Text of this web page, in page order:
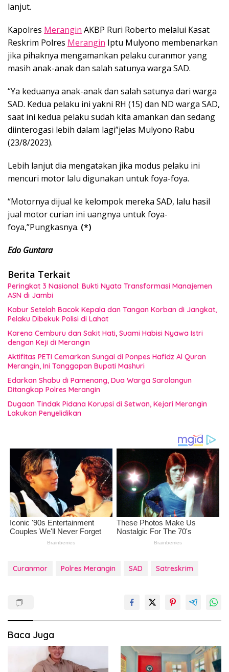
lanjut.
Kapolres Merangin AKBP Ruri Roberto melalui Kasat
Reskrim Polres Merangin Iptu Mulyono membenarkan
jika pihaknya mengamankan pelaku curanmor yang
masih anak-anak dan salah satunya warga SAD.
“Ya keduanya anak-anak dan salah satunya dari warga
SAD. Kedua pelaku ini yakni RH (15) dan ND warga SAD,
saat ini kedua pelaku sudah kita amankan dan sedang
diinterogasi lebih dalam lagi”jelas Mulyono Rabu
(23/8/2023).
Lebih lanjut dia mengatakan jika modus pelaku ini
mencuri motor lalu digunakan untuk foya-foya.
“Motornya dijual ke kelompok mereka SAD, lalu hasil
jual motor curian ini uangnya untuk foya-
foya,”Pungkasnya. (*)
Edo Guntara
Berita Terkait
Peringkat 3 Nasional: Bukti Nyata Transformasi Manajemen
ASN di Jambi
Kabur Setelah Bacok Kepala dan Tangan Korban di Jangkat,
Pelaku Dibekuk Polisi di Lahat
Karena Cemburu dan Sakit Hati, Suami Habisi Nyawa Istri
dengan Keji di Merangin
Aktifitas PETI Cemarkan Sungai di Ponpes Hafidz Al Quran
Merangin, Ini Tanggapan Bupati Mashuri
Edarkan Shabu di Pamenang, Dua Warga Sarolangun
Ditangkap Polres Merangin
Dugaan Tindak Pidana Korupsi di Setwan, Kejari Merangin
Lakukan Penyelidikan
Curanmor Polres Merangin SAD Satreskrim
Baca Juga